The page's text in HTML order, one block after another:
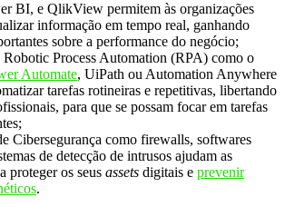
BI, e QlikView permitem às organizações
informação em tempo real, ganhando
sobre a performance do negócio;
Robotic Process Automation (RPA) como o
Automate, UiPath ou Automation Anywhere
tarefas rotineiras e repetitivas, libertando
para que se possam focar em tarefas
Cibersegurança como firewalls, softwares
de detecção de intrusos ajudam as
proteger os seus assets digitais e prevenir
.